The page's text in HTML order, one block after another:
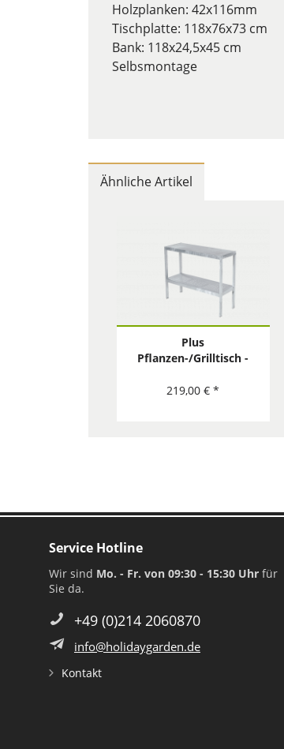
Holzplanken: 42x116mm
Tischplatte: 118x76x73 cm
Bank: 118x24,5x45 cm
Selbsmontage
Ähnliche Artikel
Plus
Pflanzen-/Grilltisch -
219,00 € *
Service Hotline
Wir sind Mo. - Fr. von 09:30 - 15:30 Uhr für
Sie da.
+49 (0)214 2060870
info@holidaygarden.de
Kontakt